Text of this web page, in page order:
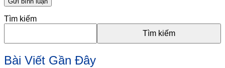
Tìm kiếm
Tìm kiếm
Bài Viết Gần Đây